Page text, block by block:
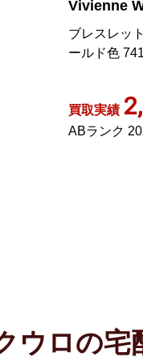
Vivienne
ブレスレッ
ールド色
買取実績
ABランク
ウロの宅